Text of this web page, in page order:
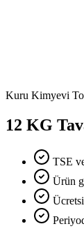
Kuru Kimyevi
12 KG
TSE
Ürün